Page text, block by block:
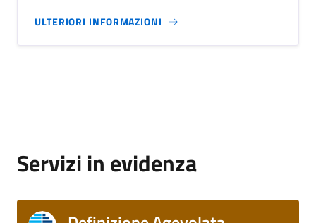
ULTERIORI INFORMAZIONI
Servizi in evidenza